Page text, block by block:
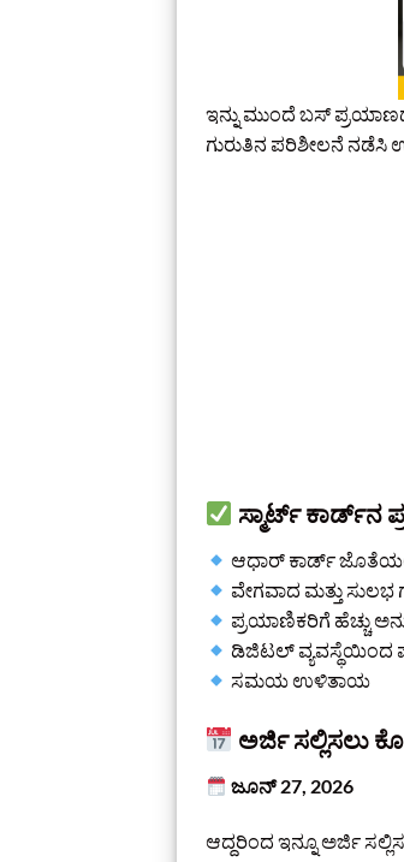
ಇನ್ನು ಮುಂದೆ ಬಸ್
ಗುರುತಿನ ಪರಿಶೀಲನೆ
ಸ್ಮಾರ್ಟ್ ಕಾರ್ಡ್‌ನ
ಆಧಾರ್ ಕಾರ್ಡ್
ವೇಗವಾದ ಮತ್ತು ಸುಲಭ
ಪ್ರಯಾಣಿಕರಿಗೆ ಹೆಚ್ಚು
ಡಿಜಿಟಲ್ ವ್ಯವಸ್ಥೆಯಿಂದ
ಸಮಯ ಉಳಿತಾಯ
ಅರ್ಜಿ ಸಲ್ಲಿಸಲು
ಜೂನ್‌ 27, 2026
ಆದ್ದರಿಂದ ಇನ್ನೂ ಅರ್ಜಿ